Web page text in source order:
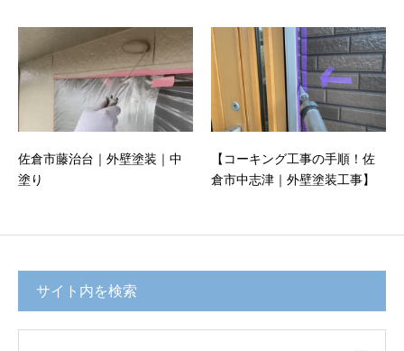
佐倉市藤治台｜外壁塗装｜中
塗り
【コーキング工事の手順！佐
倉市中志津｜外壁塗装工事】
サイト内を検索